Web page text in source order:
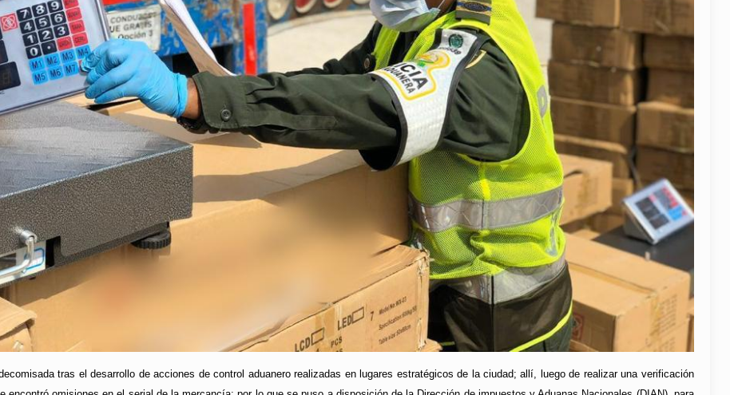
tras el desarrollo de acciones de control aduanero realizadas en lugares estratégicos de la ciudad; allí, luego de realizar una verificación